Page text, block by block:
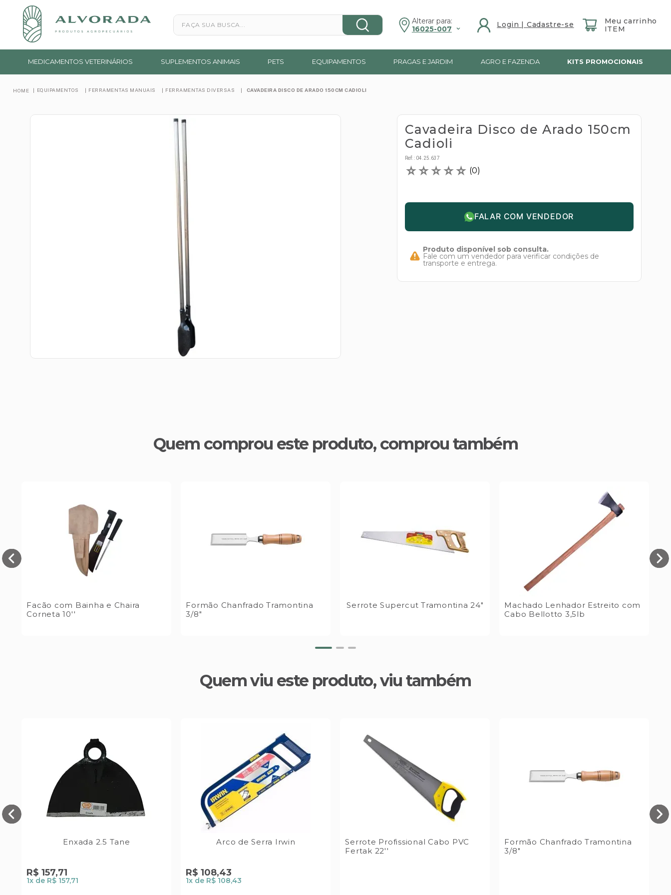
Faça sua busca...
Alterar para:
16025-007
MEDICAMENTOS VETERINÁRIOS SUPLEMENTOS ANIMAIS PETS EQUIPAMENTOS PRAGAS E JARDIM AGRO E FAZENDA KITS PROMOCIONAIS
EQUIPAMENTOS FERRAMENTAS MANUAIS FERRAMENTAS DIVERSAS CAVADEIRA DISCO DE ARADO 150CM CADIOLI
Cavadeira Disco de Arado 150cm
Cadioli
Ref: : 04.25.637
☆☆☆☆☆ (0)
FALAR COM VENDEDOR
Produto disponível sob consulta.
Fale com um vendedor para verificar condições de
transporte e entrega.
Quem comprou este produto, comprou também
Facão com Bainha e Chaira
Corneta 10''
Formão Chanfrado Tramontina
3/8"
Serrote Supercut Tramontina 24"
Machado Lenhador Estreito com
Cabo Bellotto 3,5lb
Quem viu este produto, viu também
Enxada 2.5 Tane
R$ 157,71
1x de R$ 157,71
Arco de Serra Irwin
R$ 108,43
1x de R$ 108,43
Serrote Profissional Cabo PVC
Fertak 22''
Formão Chanfrado Tramontina
3/8"